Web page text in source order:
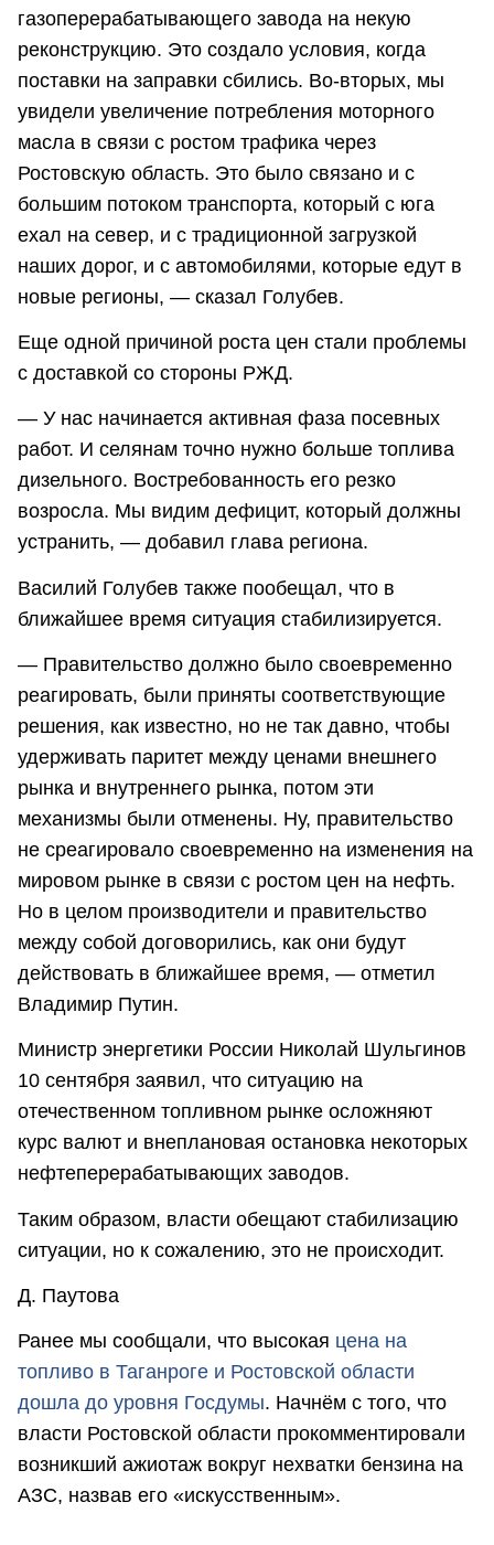
газоперерабатывающего завода на некую
реконструкцию. Это создало условия, когда
поставки на заправки сбились. Во-вторых, мы
увидели увеличение потребления моторного
масла в связи с ростом трафика через
Ростовскую область. Это было связано и с
большим потоком транспорта, который с юга
ехал на север, и с традиционной загрузкой
наших дорог, и с автомобилями, которые едут в
новые регионы, — сказал Голубев.
Еще одной причиной роста цен стали проблемы
с доставкой со стороны РЖД.
— У нас начинается активная фаза посевных
работ. И селянам точно нужно больше топлива
дизельного. Востребованность его резко
возросла. Мы видим дефицит, который должны
устранить, — добавил глава региона.
Василий Голубев также пообещал, что в
ближайшее время ситуация стабилизируется.
— Правительство должно было своевременно
реагировать, были приняты соответствующие
решения, как известно, но не так давно, чтобы
удерживать паритет между ценами внешнего
рынка и внутреннего рынка, потом эти
механизмы были отменены. Ну, правительство
не среагировало своевременно на изменения на
мировом рынке в связи с ростом цен на нефть.
Но в целом производители и правительство
между собой договорились, как они будут
действовать в ближайшее время, — отметил
Владимир Путин.
Министр энергетики России Николай Шульгинов
10 сентября заявил, что ситуацию на
отечественном топливном рынке осложняют
курс валют и внеплановая остановка некоторых
нефтеперерабатывающих заводов.
Таким образом, власти обещают стабилизацию
ситуации, но к сожалению, это не происходит.
Д. Паутова
Ранее мы сообщали, что высокая цена на
топливо в Таганроге и Ростовской области
дошла до уровня Госдумы. Начнём с того, что
власти Ростовской области прокомментировали
возникший ажиотаж вокруг нехватки бензина на
АЗС, назвав его «искусственным».